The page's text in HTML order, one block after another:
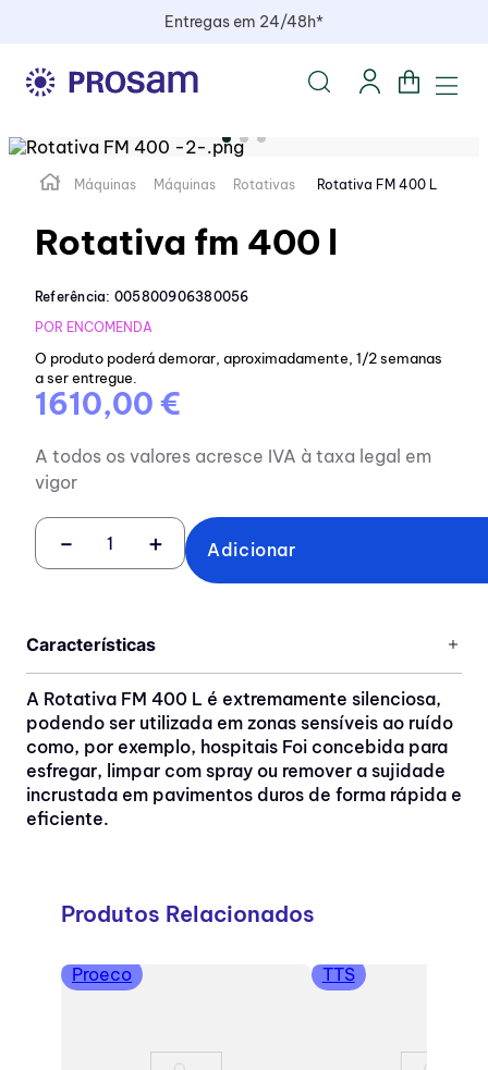
Entregas em 24/48h*
Máquinas Máquinas Rotativas Rotativa FM 400 L
Rotativa fm 400 l
Referência: 005800906380056
POR ENCOMENDA
O produto poderá demorar, aproximadamente, 1/2 semanas
a ser entregue.
1610,00 €
A todos os valores acresce IVA à taxa legal em
vigor
＋
－ Adicionar
Características
A Rotativa FM 400 L é extremamente silenciosa,
podendo ser utilizada em zonas sensíveis ao ruído
como, por exemplo, hospitais Foi concebida para
esfregar, limpar com spray ou remover a sujidade
incrustada em pavimentos duros de forma rápida e
eficiente.
Produtos Relacionados
Proeco TTS